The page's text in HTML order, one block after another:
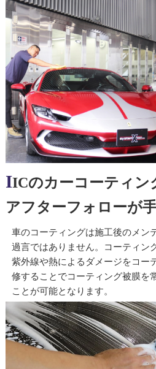
IICのカーコーティン
アフターフォローが
車のコーティングは施工後のメン
過言ではありません。コーティン
紫外線や熱によるダメージをコー
修することでコーティング被膜を
ことが可能となります。